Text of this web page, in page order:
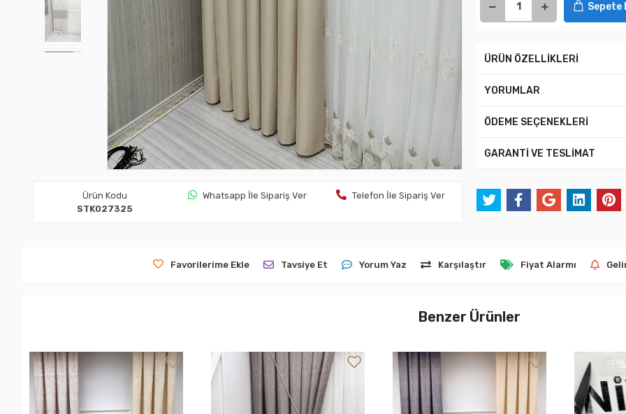
Ürün Kodu
STK027325
Whatsapp İle Sipariş Ver Telefon İle Sipariş Ver
Sepete
ÜRÜN ÖZELLİKLERİ
YORUMLAR
ÖDEME SEÇENEKLERİ
GARANTİ VE TESLİMAT
Favorilerime Ekle Tavsiye Et Yorum Yaz Karşılaştır Fiyat Alarmı
Benzer Ürünler